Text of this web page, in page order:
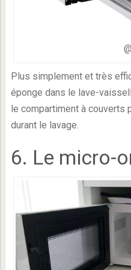
Plus simplement et très
éponge dans le lave-
le compartiment à couverts
durant le lavage.
6. Le micro-